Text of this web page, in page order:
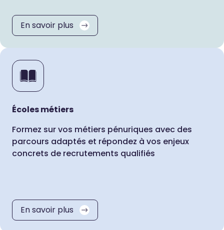
En savoir plus
Écoles métiers
Formez sur vos métiers pénuriques avec des
parcours adaptés et répondez à vos enjeux
concrets de recrutements qualifiés
En savoir plus